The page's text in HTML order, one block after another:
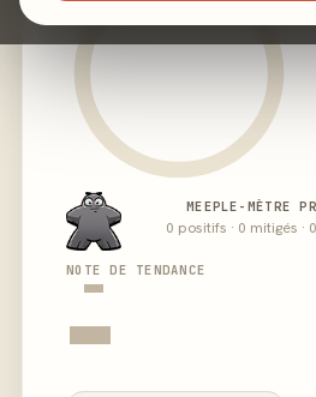
-
MEEPLE-MÈTRE
0 positifs · 0 mitigés ·
NOTE DE TENDANCE
-